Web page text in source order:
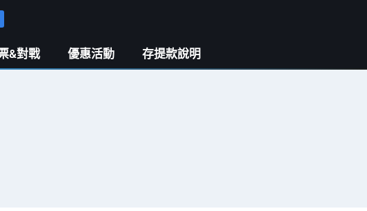
&對戰 優惠活動 存提款說明